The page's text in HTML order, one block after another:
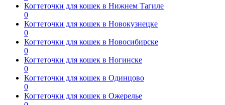
Когтеточки для кошек в Нижнем Тагиле
0
Когтеточки для кошек в Новокузнецке
0
Когтеточки для кошек в Новосибирске
0
Когтеточки для кошек в Ногинске
0
Когтеточки для кошек в Одинцово
0
Когтеточки для кошек в Ожерелье